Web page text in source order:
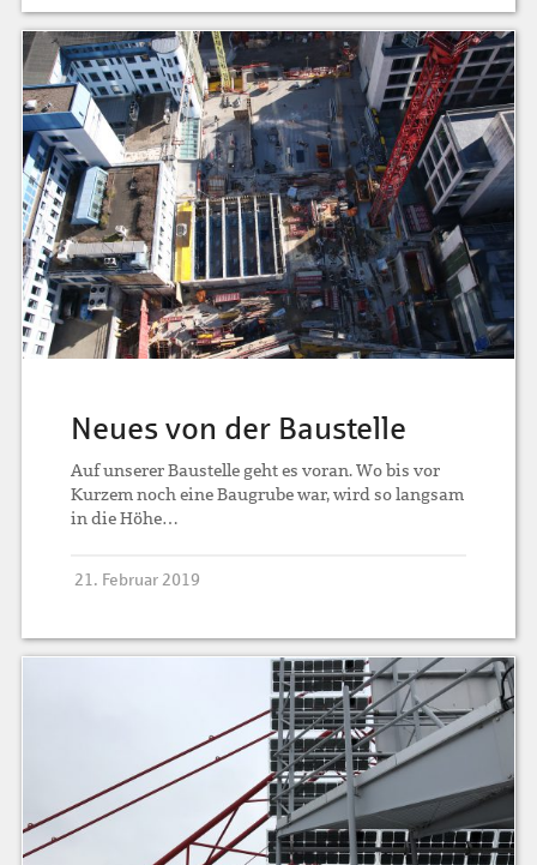
Neues von der Baustelle
Auf unserer Baustelle geht es voran. Wo bis vor
Kurzem noch eine Baugrube war, wird so langsam
in die Höhe…
21. Februar 2019